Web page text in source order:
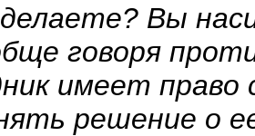
Вы
говоря
имеет
решение о